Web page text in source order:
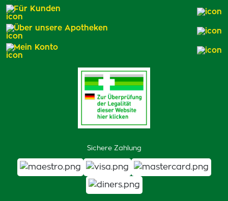
Sichere Zahlung
Für Kunden
Über unsere Apotheken
Mein Konto